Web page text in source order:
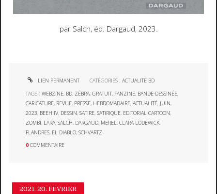
par Salch, éd. Dargaud, 2023.
LIEN PERMANENT CATÉGORIES :ACTUALITE BD
TAGS :WEBZINE, BD, ZÉBRA,GRATUIT, FANZINE, BANDE-DESSINÉE,
CARICATURE, REVUE, PRESSE, HEBDOMADAIRE,ACTUALITÉ, JUIN,
2023, BEEHIIV, DESSIN,SATIRE,SATIRIQUE, EDITORIAL CARTOON,
ZOMBI, LARA,SALCH, DARGAUD, MEREL ,CLARA LODEWICK,
FLANDRES, EL DIABLO,SCHVARTZ
0 COMMENTAIRE
2021. 20. FÉVRIER